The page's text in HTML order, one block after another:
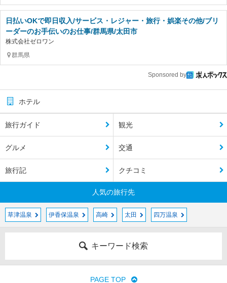
日払いOKで即日収入/サービス・レジャー・旅行・娯楽その他/ブリ
ーダーのお手伝いのお仕事/群馬県/太田市
株式会社ゼロワン
群馬県
Sponsored by
ホテル
旅行ガイド 観光
グルメ 交通
旅行記 クチコミ
人気の旅行先
草津温泉 伊香保温泉 高崎 太田 四万温泉
キーワード検索
PAGE TOP